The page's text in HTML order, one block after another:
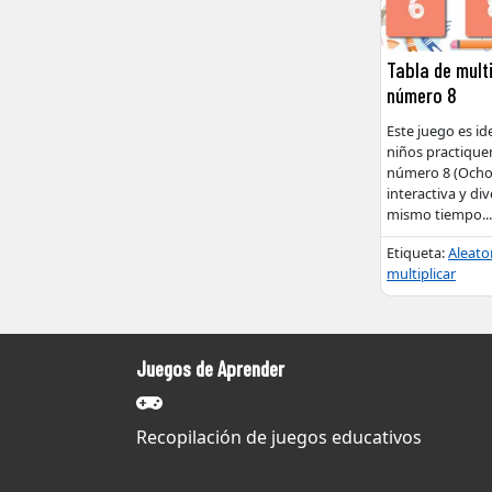
Tabla de
número 8
Este juego es
niños
número 8
interactiva y
mismo tiempo...
Etiqueta:
multiplicar
Juegos de Aprender
Recopilación de juegos educativos